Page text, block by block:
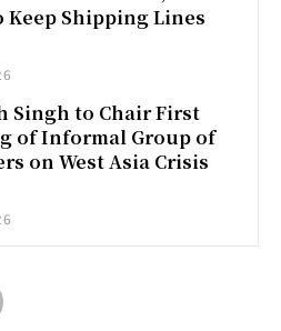
Keep Shipping Lines
Singh to Chair First
of Informal Group of
on West Asia Crisis